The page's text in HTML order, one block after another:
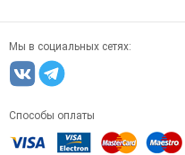
Мы в социальных сетях:
Способы оплаты